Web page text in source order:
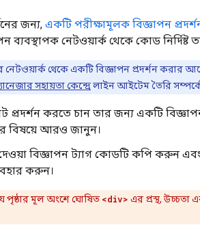
জন্য, একটি পরীক্ষামূলক বিজ্ঞাপন
ব্যবস্থাপক নেটওয়ার্ক থেকে কোড
থেকে একটি বিজ্ঞাপন প্রদর্শন করার
সহায়তা কেন্দ্রেলাইন আইটেম তৈরি
প্রদর্শন করতে চান তার জন্য একটি
বিষয়ে আরও জানুন।
বিজ্ঞাপন ট্যাগ কোডটি কপি করুন
করুন।
পৃষ্ঠার মূল অংশে ঘোষিত <div> এর প্রস্থ, উচ্চতা